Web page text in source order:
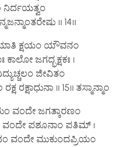
ನಿರ್ದಯತ್ವಂ
॥ 14॥
ಯಾತಿ ಕ್ಷಯಂ ಯೌವನಂ
ಕಾಲೋ ಜಗದ್ಭಕ್ಷಕಃ ।
ಜೀವಿತಂ
ರಕ್ಷಾಧುನಾ ॥ 15॥ ತಸ್ಮಾನ್ಮಾಂ
ವಂದೇ ಜಗತ್ಕಾರಣಂ
ಪಶೂನಾಂ ಪತಿಮ್ ।
ವಂದೇ ಮುಕುಂದಪ್ರಿಯಂ